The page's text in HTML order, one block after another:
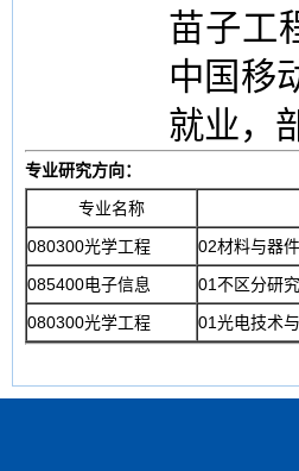
苗子工
中国移
就业，
专业研究方向：
专业名称
080300光学工程
02材料与器件
085400电子信息
01不区分研
080300光学工程
01光电技术